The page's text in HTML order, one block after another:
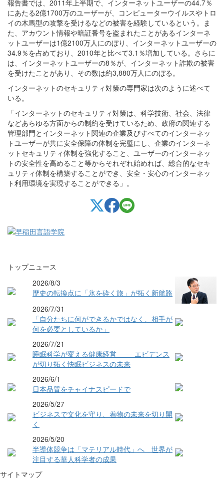
報告書では、2011年上半期で、インターネットユーザーの44.7％
にあたる2億1700万のユーザーが、コンピューターウイルスやトロ
イの木馬型の攻撃を受けるなどの被害を経験しているという。ま
た、アカウント情報や暗証番号を盗まれたことがあるインターネ
ットユーザーは1億2100万人にのぼり、インターネットユーザーの
34.9％を占めており、2010年と比べて3.1％増加している。さらに
は、インターネットユーザーの8％が、インターネット詐欺の被害
を受けたことがあり、その数は約3,880万人にのぼる。
インターネットのセキュリティ対策の専門家は次のように述べて
いる。
「インターネットのセキュリティ対策は、科学技術、社会、法律
などあらゆる方面からの制約を受けているため、政府の関連する
管理部門とインターネット関連の企業及びすべてのインターネッ
トユーザーが共に安全保障の体制を完璧にし、企業のインターネ
ットセキュリティ体制を強化すること、ユーザーのインターネッ
トの安全性を高めること等からそれぞれ始めれば、総合的なセキ
ュリティ体制を構築することができ、安全・安心のインターネッ
ト利用環境を実現することができる」。
トップニュース
2026/8/3
歴史の転換点に「氷を砕く旅」が拓く新航路
2026/7/31
「自分たちに何ができるかではなく、相手が
何を必要としているか」
2026/7/21
睡眠科学が変える健康経営 ―― エビデンス
が切り拓く快眠ビジネスの未来
2026/6/1
日本品質をチャイナスピードで
2026/5/27
ビジネスで文化を守り、着物の未来を切り開
く
2026/5/20
半導体競争は「マテリアル時代」へ 世界が
注目する華人科学者の成果
サイトマップ